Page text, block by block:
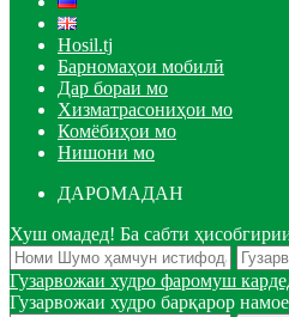
Hosil.tj
Барномаҳои мобилӣ
Дар бораи мо
Хизматрасониҳои мо
Комёбиҳои мо
Нишони мо
ДАРОМАДАН
Хуш омадед! Ба сабти
Гузарвожаи худро фаромуш
Гузарвожаи худро барқарор